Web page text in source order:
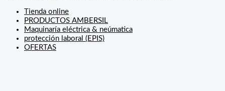
Tienda online
PRODUCTOS AMBERSIL
Maquinaría eléctrica & neúmatica
protección laboral (EPIS)
OFERTAS